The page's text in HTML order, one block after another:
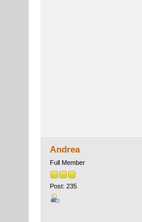
Andrea
Full Member
Post: 235